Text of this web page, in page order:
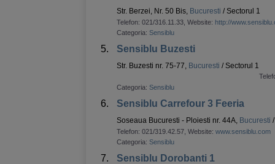
Str. Berzei, Nr. 50 Bis, Bucuresti / Sectorul 1
Telefon: 021/316.11.33 , Website: http://
Categoria: Sensiblu
5. Sensiblu Buzesti
Str. Buzesti nr. 75-77, Bucuresti / Sectorul 1
Categoria: Sensiblu
6. Sensiblu Carrefour 3 Feeria
Soseaua Bucuresti - Ploiesti nr. 44A, Bucuresti
Telefon: 021/319.42.57 , Website: www.sensiblu.com
Categoria: Sensiblu
7. Sensiblu Dorobanti 1